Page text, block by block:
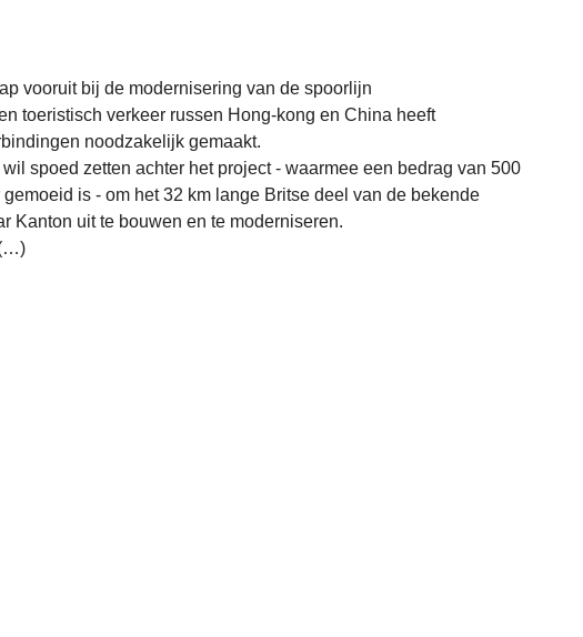
vooruit bij de modernisering van de spoorlijn
toeristisch verkeer russen Hong-kong en China heeft
noodzakelijk gemaakt.
spoed zetten achter het project - waarmee een bedrag van 500
is - om het 32 km lange Britse deel van de bekende
Kanton uit te bouwen en te moderniseren.
(…)